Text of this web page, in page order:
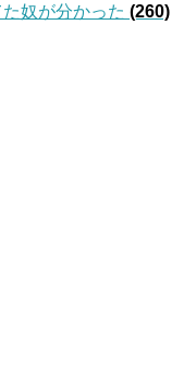
奴が分かった (260)